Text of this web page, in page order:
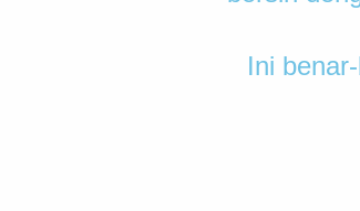
Ini